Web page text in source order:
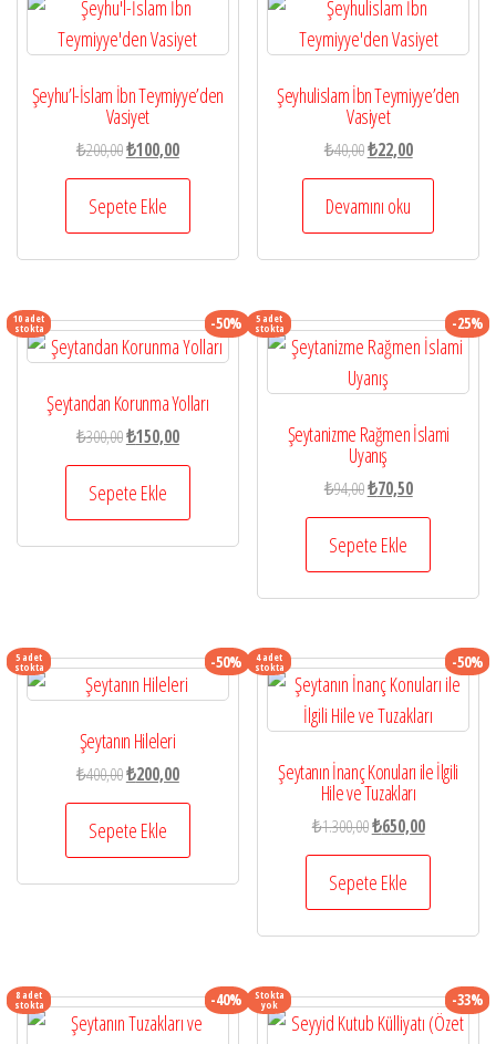
Şeyhu’l-İslam İbn Teymiyye’den
Vasiyet
₺200,00Orijinal
fiyat:
₺200,00.
₺100,00Şu
andaki
₺100,00.
Sepete Ekle
Şeyhulislam İbn Teymiyye’den
Vasiyet
₺40,00Orijinal
fiyat:
₺40,00.
₺22,00Şu
andaki
₺22,00.
Devamını oku
10 adet
stokta -50%
Şeytandan Korunma Yolları
₺300,00Orijinal
fiyat:
₺300,00.
₺150,00Şu
andaki
₺150,00.
Sepete Ekle
5 adet
stokta -25%
Şeytanizme Rağmen İslami
Uyanış
₺94,00Orijinal
fiyat:
₺94,00.
₺70,50Şu
andaki
₺70,50.
Sepete Ekle
5 adet
stokta -50%
Şeytanın Hileleri
₺400,00Orijinal
fiyat:
₺400,00.
₺200,00Şu
andaki
₺200,00.
Sepete Ekle
4 adet
stokta -50%
Şeytanın İnanç Konuları ile İlgili
Hile ve Tuzakları
₺1.300,00Orijinal
fiyat:
₺1.300,00.
₺650,00Şu
andaki
₺650,00.
Sepete Ekle
8 adet
stokta -40% Stokta
yok -33%